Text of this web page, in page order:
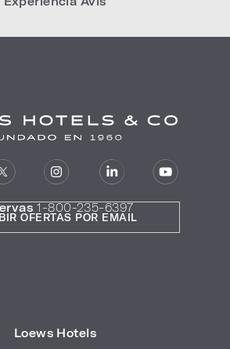
1-800-235-6397
Loews Hotels
OFERTAS POR EMAIL